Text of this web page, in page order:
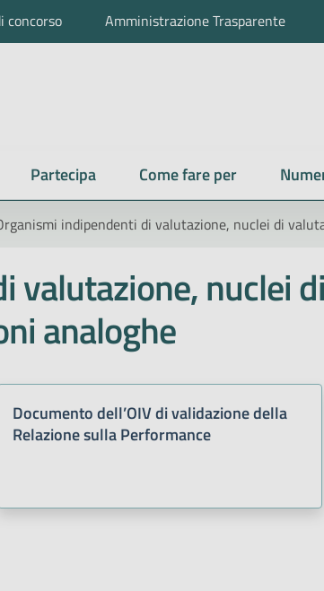
concorso Amministrazione Trasparente
Partecipa Come fare per
indipendenti di valutazione, nuclei di
valutazione, nuclei
analoghe
Documento dell’OIV di validazione della
Relazione sulla Performance